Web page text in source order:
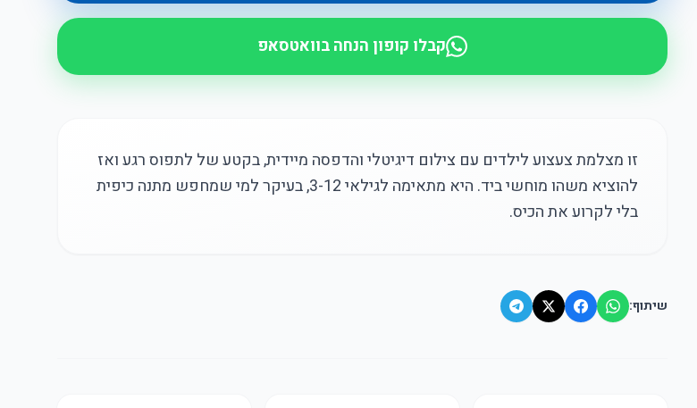
קבלו קופון הנחה בוואטסאפ
זו מצלמת צעצוע לילדים עם צילום דיגיטלי והדפסה מיידית, בקטע של לתפוס רגע ואז
להוציא משהו מוחשי ביד. היא מתאימה לגילאי 3-12, בעיקר למי שמחפש מתנה כיפית
בלי לקרוע את הכיס.
שיתוף: